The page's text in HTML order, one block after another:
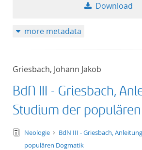
Download
more metadata
Griesbach, Johann Jakob
BdN III - Griesbach,
Studium der
text/
Neologie
BdN III - Griesbach,
populären Dogmatik